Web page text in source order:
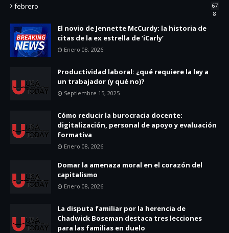
febrero
67
8
El novio de Jennette McCurdy: la historia de
citas de la ex estrella de ‘iCarly’
Enero 08, 2026
Productividad laboral: ¿qué requiere la ley a
un trabajador (y qué no)?
Septiembre 15, 2025
Cómo reducir la burocracia docente:
digitalización, personal de apoyo y evaluación
formativa
Enero 08, 2026
Domar la amenaza moral en el corazón del
capitalismo
Enero 08, 2026
La disputa familiar por la herencia de
Chadwick Boseman destaca tres lecciones
para las familias en duelo